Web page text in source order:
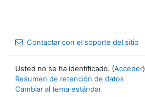
Contactar con el soporte del sitio
Usted no se ha identificado. (Acceder)
Resumen de retención de datos
Cambiar al tema estándar